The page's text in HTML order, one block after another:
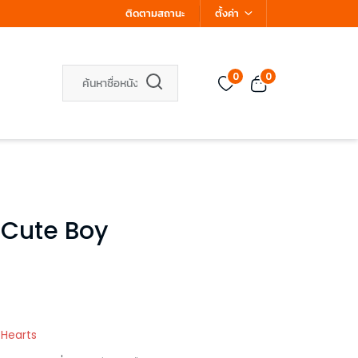
ติดตามสถานะ ตั้งค่า
0 0
Boy
Hearts